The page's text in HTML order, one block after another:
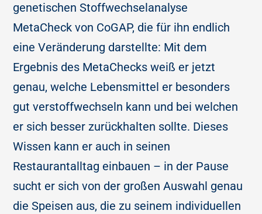
genetischen Stoffwechselanalyse
MetaCheck von CoGAP, die für ihn endlich
eine Veränderung darstellte: Mit dem
Ergebnis des MetaChecks weiß er jetzt
genau, welche Lebensmittel er besonders
gut verstoffwechseln kann und bei welchen
er sich besser zurückhalten sollte. Dieses
Wissen kann er auch in seinen
Restaurantalltag einbauen – in der Pause
sucht er sich von der großen Auswahl genau
die Speisen aus, die zu seinem individuellen